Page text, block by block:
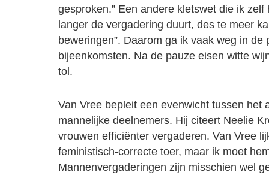
gesproken.” Een andere kletswet die ik zelf
langer de vergadering duurt, des te meer
beweringen”. Daarom ga ik vaak weg in de
bijeenkomsten. Na de pauze eisen witte
tol.
Van Vree bepleit een evenwicht tussen het
mannelijke deelnemers. Hij citeert Neelie
vrouwen efficiënter vergaderen. Van Vree
feministisch-correcte toer, maar ik moet
Mannenvergaderingen zijn misschien wel